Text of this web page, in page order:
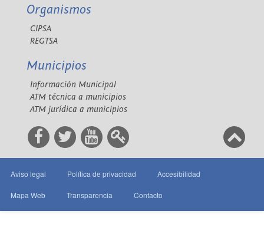
Organismos
CIPSA
REGTSA
Municipios
Información Municipal
ATM técnica a municipios
ATM jurídica a municipios
Aviso legal Política de privacidad Accesibilidad
Mapa Web Transparencia Contacto